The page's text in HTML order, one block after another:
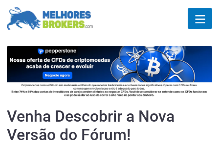
Venha Descobrir a Nova
Versão do Fórum!